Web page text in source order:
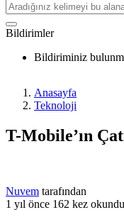
Bildirimler
Bildiriminiz
Anasayfa
Teknoloji
T-Mobile’ın
Nuvem tarafından
1 yıl önce 162 kez okundu